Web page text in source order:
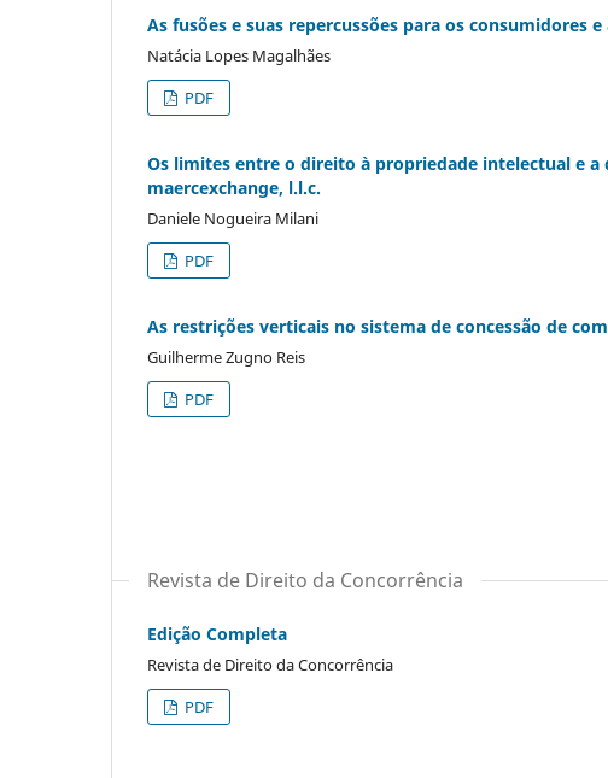
As fusões e suas repercussões para os consumidores
Natácia Lopes Magalhães
PDF
Os limites entre o direito à propriedade intelectual e a
maercexchange, l.l.c.
Daniele Nogueira Milani
PDF
As restrições verticais no sistema de concessão de
Guilherme Zugno Reis
PDF
Revista de Direito da Concorrência
Edição Completa
Revista de Direito da Concorrência
PDF